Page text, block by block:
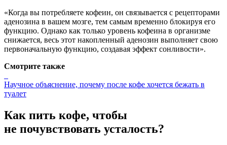
«Когда вы потребляете кофеин, он связывается с рецепторами
аденозина в вашем мозге, тем самым временно блокируя его
функцию. Однако как только уровень кофеина в организме
снижается, весь этот накопленный аденозин выполняет свою
первоначальную функцию, создавая эффект сонливости».
Смотрите также
Научное объяснение, почему после кофе хочется бежать в
туалет
Как пить кофе, чтобы
не почувствовать усталость?